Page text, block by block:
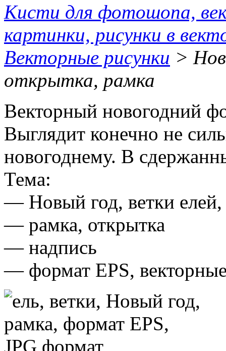
Кисти для фотошопа,
картинки, рисунки в
Векторные рисунки >
открытка, рамка
Векторный новогодний
Выглядит конечно не
новогоднему. В
Тема:
— Новый год, ветки елей,
— рамка, открытка
— надпись
— формат EPS,